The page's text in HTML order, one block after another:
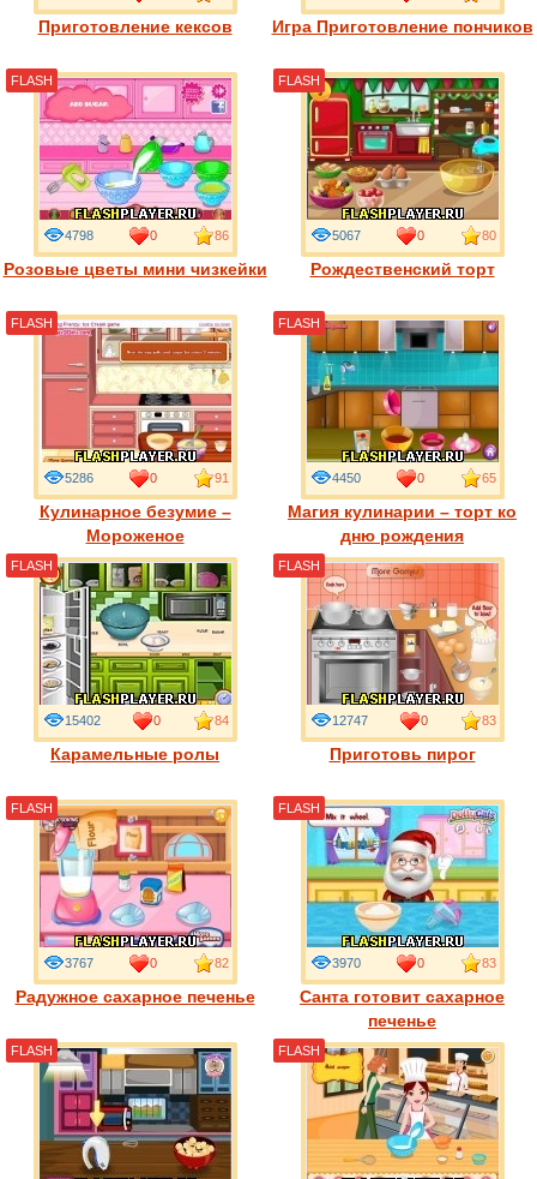
Приготовление кексов Игра Приготовление пончиков
Розовые цветы мини чизкейки
4798 0 86
FLASH
Рождественский торт
5067 0 80
FLASH
Кулинарное безумие –
Мороженое
5286 0 91
FLASH
Магия кулинарии – торт ко
дню рождения
4450 0 65
FLASH
Карамельные ролы
15402 0 84
FLASH
Приготовь пирог
12747 0 83
FLASH
Радужное сахарное печенье
3767 0 82
FLASH
Санта готовит сахарное
печенье
3970 0 83
FLASH
FLASH FLASH